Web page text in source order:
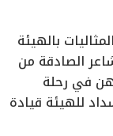
بالهيئة
الصادقة من
في رحلة
للهيئة قيادة